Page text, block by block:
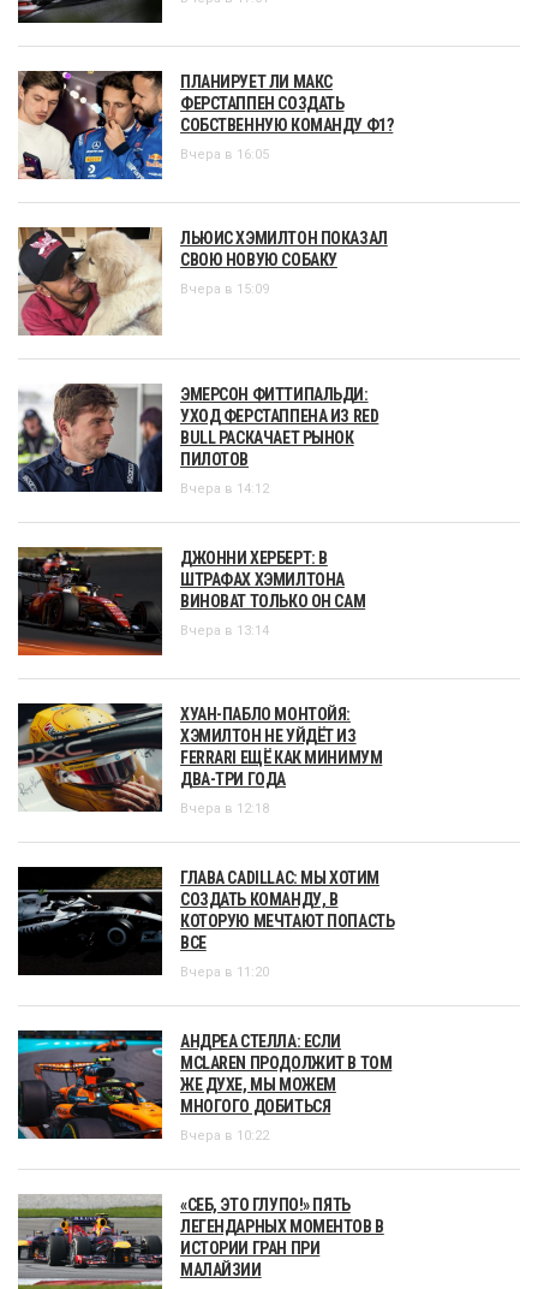
ПЛАНИРУЕТ ЛИ МАКС
ФЕРСТАППЕН СОЗДАТЬ
СОБСТВЕННУЮ КОМАНДУ Ф1?
Вчера в 16:05
ЛЬЮИС ХЭМИЛТОН ПОКАЗАЛ
СВОЮ НОВУЮ СОБАКУ
Вчера в 15:09
ЭМЕРСОН ФИТТИПАЛЬДИ:
УХОД ФЕРСТАППЕНА ИЗ RED
BULL РАСКАЧАЕТ РЫНОК
ПИЛОТОВ
Вчера в 14:12
ДЖОННИ ХЕРБЕРТ: В
ШТРАФАХ ХЭМИЛТОНА
ВИНОВАТ ТОЛЬКО ОН САМ
Вчера в 13:14
ХУАН-ПАБЛО МОНТОЙЯ:
ХЭМИЛТОН НЕ УЙДЁТ ИЗ
FERRARI ЕЩЁ КАК МИНИМУМ
ДВА-ТРИ ГОДА
Вчера в 12:18
ГЛАВА CADILLAC: МЫ ХОТИМ
СОЗДАТЬ КОМАНДУ, В
КОТОРУЮ МЕЧТАЮТ ПОПАСТЬ
ВСЕ
Вчера в 11:20
АНДРЕА СТЕЛЛА: ЕСЛИ
MCLAREN ПРОДОЛЖИТ В ТОМ
ЖЕ ДУХЕ, МЫ МОЖЕМ
МНОГОГО ДОБИТЬСЯ
Вчера в 10:22
«СЕБ, ЭТО ГЛУПО!» ПЯТЬ
ЛЕГЕНДАРНЫХ МОМЕНТОВ В
ИСТОРИИ ГРАН ПРИ
МАЛАЙЗИИ